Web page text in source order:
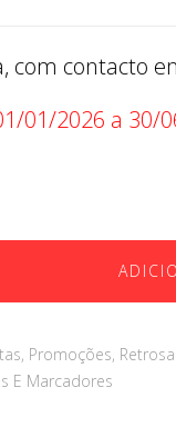
com contacto
01/2026 a 30/
, Promoções,
E Marcadores